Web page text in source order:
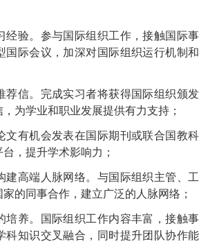
经验。参与国际组织工作，接触国际事
国际会议， 加深对国际组织运行机制和
荐信。完成实习者将获得国际组织颁发
为学业和职业发展提供有力支持；
文有机会发表在国际期刊或联合国教科
，提升学术影响力；
高端人脉网络。 与国际组织主管、工
的同事合作，建立广泛的人脉网络 ；
培养。国际组织工作内容丰富，接触事
科知识交叉融合，同时提升团队协作能